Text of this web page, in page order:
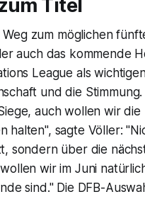
Titel
zum möglichen
auch das kommende
League als
und die
auch wollen wir
halten", sagte Völler:
sondern über die
wir im Juni
sind." Die DFB-